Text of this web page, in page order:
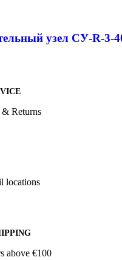
узел СУ-R-3-
Returns
locations
above €100